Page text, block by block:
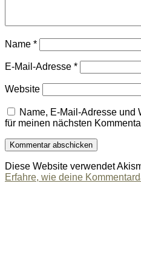
Name *
E-Mail-Adresse *
Website
Name, E-Mail-Adresse und
für meinen nächsten
Diese Website verwendet
Erfahre, wie deine